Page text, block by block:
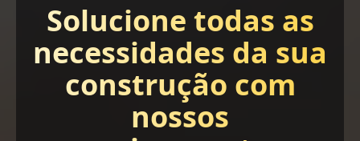
Solucione todas as
necessidades da sua
construção com
nossos